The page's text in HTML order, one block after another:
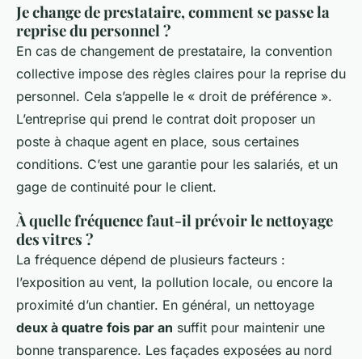
Je change de prestataire, comment se passe la
reprise du personnel ?
En cas de changement de prestataire, la convention
collective impose des règles claires pour la reprise du
personnel. Cela s’appelle le « droit de préférence ».
L’entreprise qui prend le contrat doit proposer un
poste à chaque agent en place, sous certaines
conditions. C’est une garantie pour les salariés, et un
gage de continuité pour le client.
À quelle fréquence faut-il prévoir le nettoyage
des vitres ?
La fréquence dépend de plusieurs facteurs :
l’exposition au vent, la pollution locale, ou encore la
proximité d’un chantier. En général, un nettoyage
deux à quatre fois par an suffit pour maintenir une
bonne transparence. Les façades exposées au nord